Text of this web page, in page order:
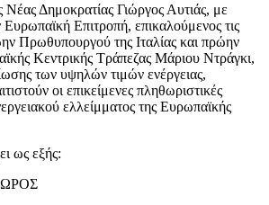
Δημοκρατίας Γιώργος Αυτιάς, με
Επιτροπή, επικαλούμενος τις
Πρωθυπουργού της Ιταλίας και πρώην
Κεντρικής Τράπεζας Μάριου Ντράγκι,
των υψηλών τιμών ενέργειας,
οι επικείμενες πληθωριστικές
ελλείμματος της Ευρωπαϊκής
ως εξής: